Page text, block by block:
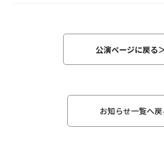
公演ページに戻る
お知らせ一覧へ戻